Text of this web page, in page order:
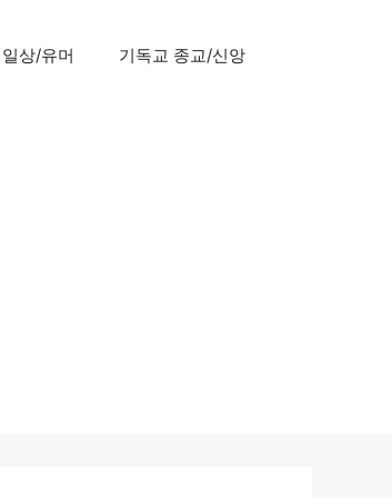
상/유머 기독교 종교/신앙